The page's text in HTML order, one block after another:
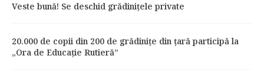
Veste bună! Se deschid grădinițele private
20.000 de copii din 200 de grădinițe din țară participă la
„Ora de Educație Rutieră”